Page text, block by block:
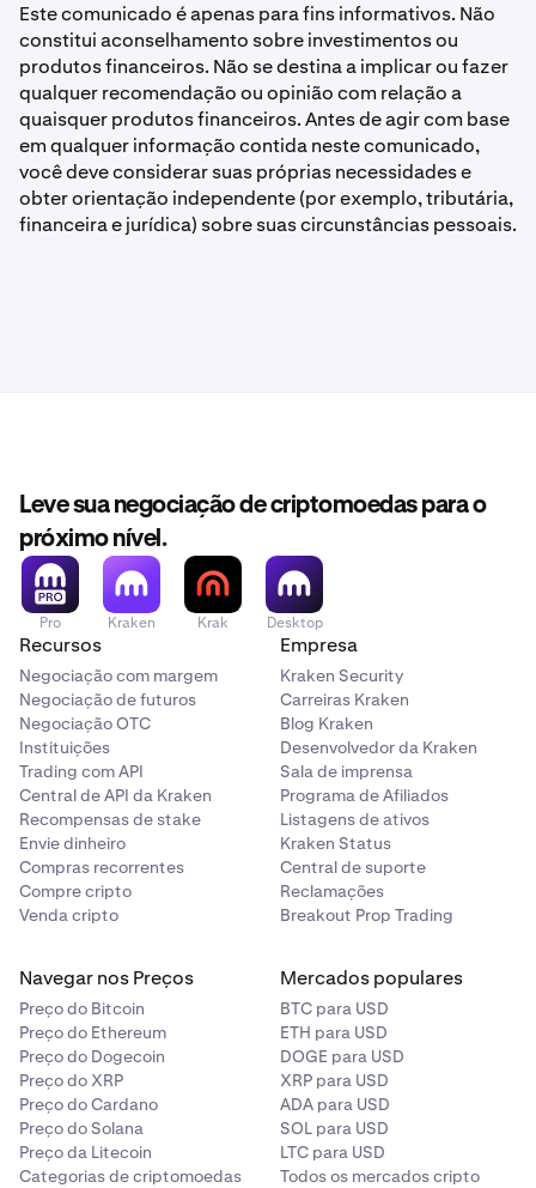
Este comunicado é apenas para fins informativos. Não
constitui aconselhamento sobre investimentos ou
produtos financeiros. Não se destina a implicar ou fazer
qualquer recomendação ou opinião com relação a
quaisquer produtos financeiros. Antes de agir com base
em qualquer informação contida neste comunicado,
você deve considerar suas próprias necessidades e
obter orientação independente (por exemplo, tributária,
financeira e jurídica) sobre suas circunstâncias pessoais.
Leve sua negociação de criptomoedas para o
próximo nível.
Pro Kraken Krak Desktop
Recursos
Negociação com margem
Negociação de futuros
Negociação OTC
Instituições
Trading com API
Central de API da Kraken
Recompensas de stake
Envie dinheiro
Compras recorrentes
Compre cripto
Venda cripto
Empresa
Kraken Security
Carreiras Kraken
Blog Kraken
Desenvolvedor da Kraken
Sala de imprensa
Programa de Afiliados
Listagens de ativos
Kraken Status
Central de suporte
Reclamações
Breakout Prop Trading
Navegar nos Preços
Preço do Bitcoin
Preço do Ethereum
Preço do Dogecoin
Preço do XRP
Preço do Cardano
Preço do Solana
Preço da Litecoin
Categorias de criptomoedas
Mercados populares
BTC para USD
ETH para USD
DOGE para USD
XRP para USD
ADA para USD
SOL para USD
LTC para USD
Todos os mercados cripto